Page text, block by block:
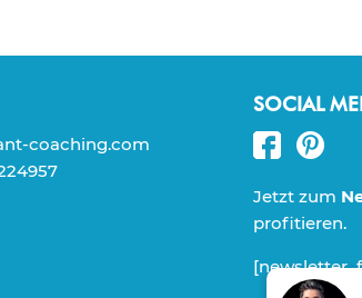
coaching.com
SOCIAL
Jetzt zum
profitieren.